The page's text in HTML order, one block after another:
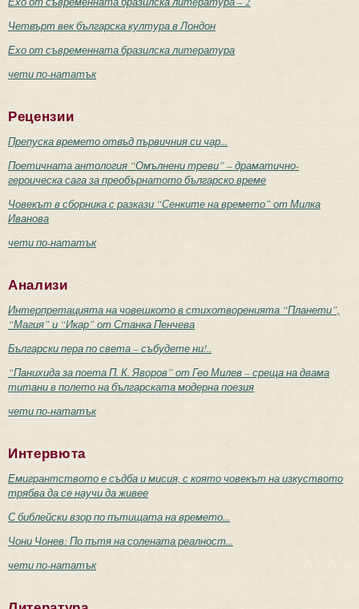
Четвърт век българска култура в Лондон
Ехо от съвременната бразилска литература
чети по-нататък
Рецензии
Препуска времето отвъд първичния си чар...
Поетичната антология “Омълнени треви” – драматично-
героическа сага за преобърнатото българско време
Човекът в сборника с разкази “Сенките на времето” от Милка
Иванова
чети по-нататък
Анализи
Интерпретацията на човешкото в стихотворенията “Планети”,
“Магия” и “Икар” от Станка Пенчева
Български пера по света – събудете ни!..
“Панихида за поета П. К. Яворов” от Гео Милев – среща на двама
титани в полето на българската модерна поезия
чети по-нататък
Интервюта
Емигрантството е съдба и мисия, с която човекът на изкуството
трябва да се научи да живее
С библейски взор по пътищата на времето...
Чони Чонев: По пътя на солената реалност...
чети по-нататък